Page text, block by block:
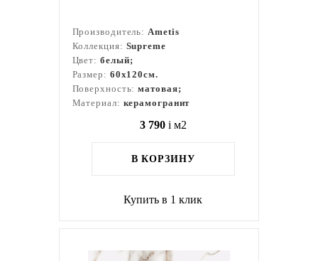
Производитель:Ametis
Коллекция: Supreme
Цвет: белый;
Размер: 60x120см.
Поверхность:матовая;
Материал: керамогранит
3 790 i м2
В КОРЗИНУ
Купить в 1 клик